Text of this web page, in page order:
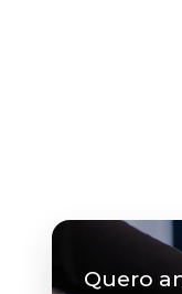
Quero